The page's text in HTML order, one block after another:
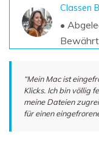
Repairit -
UBackit -
Classen
•
“Mein Mac ist
Klicks. Ich bin völlig
meine Dateien
für einen